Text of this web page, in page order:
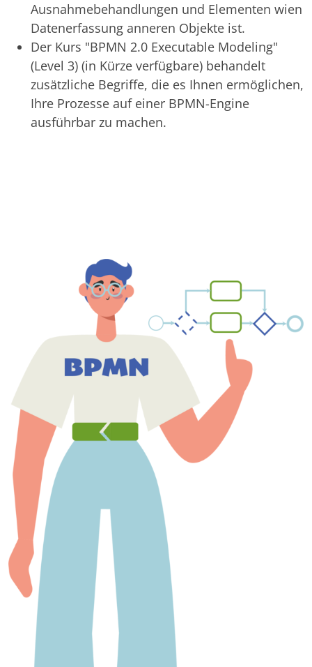
Ausnahmebehandlungen und Elementen wien
Datenerfassung anneren Objekte ist.
Der Kurs "BPMN 2.0 Executable Modeling"
(Level 3) (in Kürze verfügbare) behandelt
zusätzliche Begriffe, die es Ihnen ermöglichen,
Ihre Prozesse auf einer BPMN-Engine
ausführbar zu machen.